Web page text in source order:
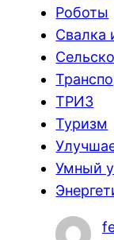
Роботы
Свалка
ТРИЗ
Туризм
Умный